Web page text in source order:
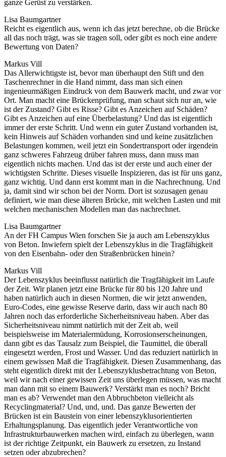
ganze Gerüst zu verstärken.
Lisa Baumgartner
Reicht es eigentlich aus, wenn ich das jetzt berechne, ob die Brücke
all das noch trägt, was sie tragen soll, oder gibt es noch eine andere
Bewertung von Daten?
Markus Vill
Das Allerwichtigste ist, bevor man überhaupt den Stift und den
Taschenrechner in die Hand nimmt, dass man sich einen
ingenieurmäßigen Eindruck von dem Bauwerk macht, und zwar vor
Ort. Man macht eine Brückenprüfung, man schaut sich nur an, wie
ist der Zustand? Gibt es Risse? Gibt es Anzeichen auf Schäden?
Gibt es Anzeichen auf eine Überbelastung? Und das ist eigentlich
immer der erste Schritt. Und wenn ein guter Zustand vorhanden ist,
kein Hinweis auf Schäden vorhanden sind und keine zusätzlichen
Belastungen kommen, weil jetzt ein Sondertransport oder irgendein
ganz schweres Fahrzeug drüber fahren muss, dann muss man
eigentlich nichts machen. Und das ist der erste und auch einer der
wichtigsten Schritte. Dieses visuelle Inspizieren, das ist für uns ganz,
ganz wichtig. Und dann erst kommt man in die Nachrechnung. Und
ja, damit sind wir schon bei der Norm. Dort ist sozusagen genau
definiert, wie man diese älteren Brücke, mit welchen Lasten und mit
welchen mechanischen Modellen man das nachrechnet.
Lisa Baumgartner
An der FH Campus Wien forschen Sie ja auch am Lebenszyklus
von Beton. Inwiefern spielt der Lebenszyklus in die Tragfähigkeit
von den Eisenbahn- oder den Straßenbrücken hinein?
Markus Vill
Der Lebenszyklus beeinflusst natürlich die Tragfähigkeit im Laufe
der Zeit. Wir planen jetzt eine Brücke für 80 bis 120 Jahre und
haben natürlich auch in diesen Normen, die wir jetzt anwenden,
Euro-Codes, eine gewisse Reserve darin, dass wir auch nach 80
Jahren noch das erforderliche Sicherheitsniveau haben. Aber das
Sicherheitsniveau nimmt natürlich mit der Zeit ab, weil
beispielsweise im Materialermüdung, Korrosionserscheinungen,
dann gibt es das Tausalz zum Beispiel, die Taumittel, die überall
eingesetzt werden, Frost und Wasser. Und das reduziert natürlich in
einem gewissen Maß die Tragfähigkeit. Diesen Zusammenhang, das
steht eigentlich direkt mit der Lebenszyklusbetrachtung von Beton,
weil wir nach einer gewissen Zeit uns überlegen müssen, was macht
man dann mit so einem Bauwerk? Verstärkt man es noch? Bricht
man es ab? Verwendet man den Abbruchbeton vielleicht als
Recyclingmaterial? Und, und, und. Das ganze Bewerten der
Brücken ist ein Baustein von einer lebenszyklusorientierten
Erhaltungsplanung. Das eigentlich jeder Verantwortliche von
Infrastrukturbauwerken machen wird, einfach zu überlegen, wann
ist der richtige Zeitpunkt, ein Bauwerk zu ersetzen, zu Instand
setzen oder abzubrechen?